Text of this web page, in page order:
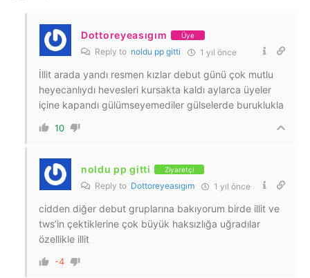
Dottoreyeasıgım Üye
Reply to noldu pp gitti 1 yıl önce
İllit arada yandı resmen kızlar debut günü çok mutlu
heyecanlıydı hevesleri kursakta kaldı aylarca üyeler
içine kapandı gülümseyemediler gülselerde buruklukla
10
noldu pp gitti Ziyaretçi
Reply to Dottoreyeasıgım 1 yıl önce
cidden diğer debut gruplarına bakıyorum birde illit ve
tws’in çektiklerine çok büyük haksızlığa uğradılar
özellikle illit
-4